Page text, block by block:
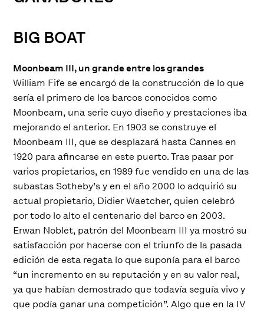
BIG BOAT
Moonbeam III, un grande entre los grandes
William Fife se encargó de la construcción de lo que
sería el primero de los barcos conocidos como
Moonbeam, una serie cuyo diseño y prestaciones iba
mejorando el anterior. En 1903 se construye el
Moonbeam III, que se desplazará hasta Cannes en
1920 para afincarse en este puerto. Tras pasar por
varios propietarios, en 1989 fue vendido en una de las
subastas Sotheby’s y en el año 2000 lo adquirió su
actual propietario, Didier Waetcher, quien celebró
por todo lo alto el centenario del barco en 2003.
Erwan Noblet, patrón del Moonbeam III ya mostró su
satisfacción por hacerse con el triunfo de la pasada
edición de esta regata lo que suponía para el barco
“un incremento en su reputación y en su valor real,
ya que habían demostrado que todavía seguía vivo y
que podía ganar una competición”. Algo que en la IV